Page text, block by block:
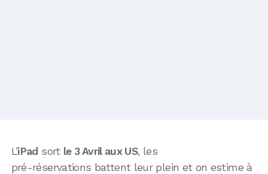
L’iPad sort le 3 Avril aux US, les
pré-réservations battent leur plein et on estime à